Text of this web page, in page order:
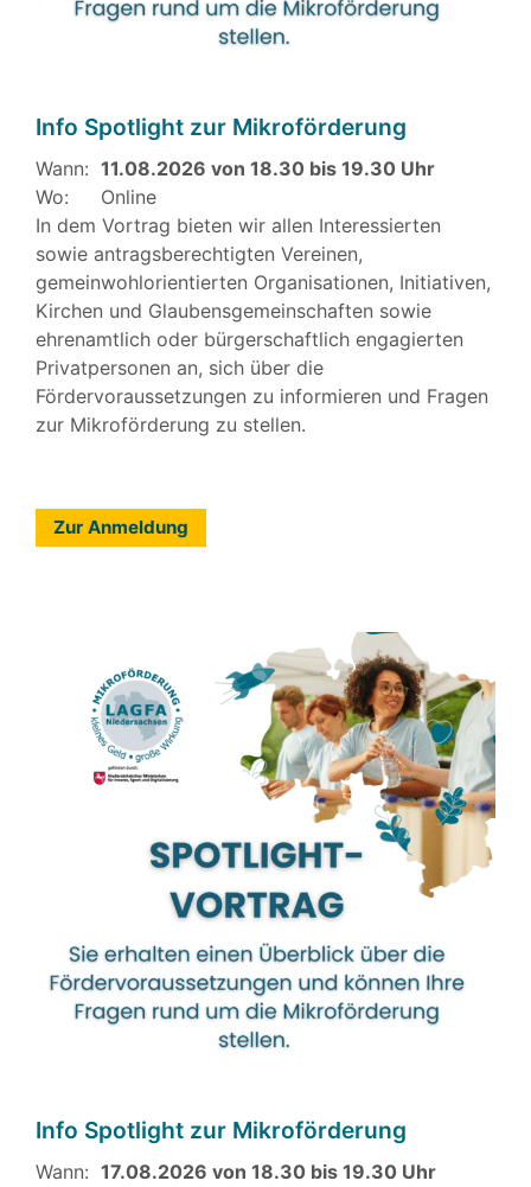
Info Spotlight zur Mikroförderung
Wann: 11.08.2026 von 18.30 bis 19.30 Uhr
Wo:
Online
In dem Vortrag bieten wir allen Interessierten
sowie antragsberechtigten Vereinen,
gemeinwohlorientierten Organisationen, Initiativen,
Kirchen und Glaubensgemeinschaften sowie
ehrenamtlich oder bürgerschaftlich engagierten
Privatpersonen an, sich über die
Fördervoraussetzungen zu informieren und Fragen
zur Mikroförderung zu stellen.
Zur Anmeldung
Info Spotlight zur Mikroförderung
Wann: 17.08.2026 von 18.30 bis 19.30 Uhr